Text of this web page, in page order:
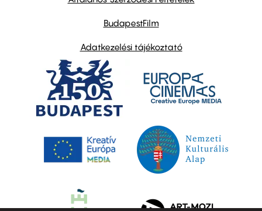
BudapestFilm
Adatkezelési tájékoztató